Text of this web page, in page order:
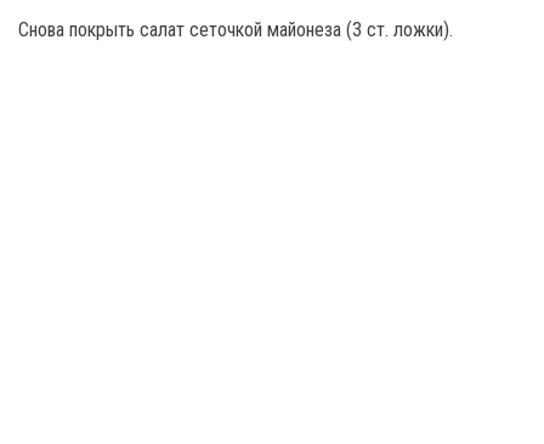
Снова покрыть салат сеточкой майонеза (3 ст. ложки).